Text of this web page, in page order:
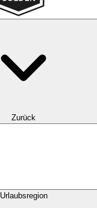
Zurück
Urlaubsregion